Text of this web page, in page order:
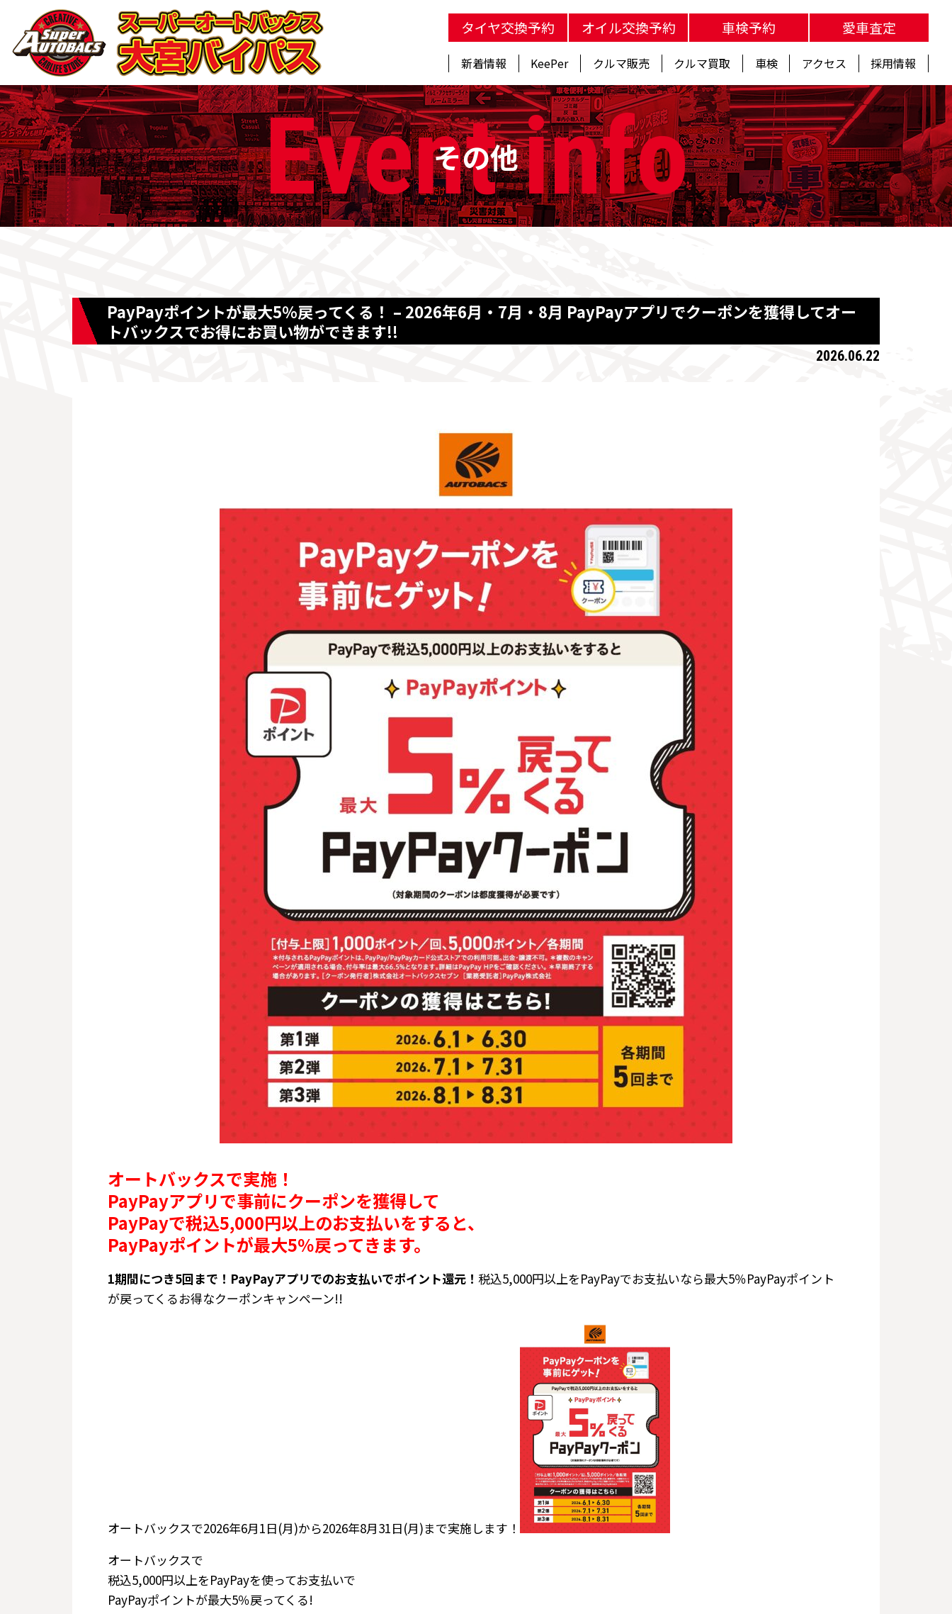
タイヤ交換予約 オイル交換予約 車検予約 愛車査定
新着情報 KeePer クルマ販売 クルマ買取 車検 アクセス 採用情報
Eventinfo
その他
PayPayポイントが最大5％戻ってくる！ – 2026年6月・7月・8月 PayPayアプリでクーポンを獲得してオー
トバックスでお得にお買い物ができます!!
2026.06.22
オートバックスで実施！
PayPayアプリで事前にクーポンを獲得して
PayPayで税込5,000円以上のお支払いをすると、
PayPayポイントが最大5％戻ってきます。
1期間につき5回まで！PayPayアプリでのお支払いでポイント還元！ 税込5,000円以上をPayPayでお支払いなら最大5％PayPayポイント
が戻ってくるお得なクーポンキャンペーン!!
オートバックスで2026年6月1日(月)から2026年8月31日(月)まで実施します！
オートバックスで
税込5,000円以上をPayPayを使ってお支払いで
PayPayポイントが最大5％戻ってくる!